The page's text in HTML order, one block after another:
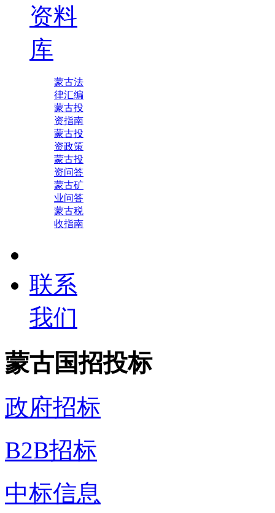
资料
库
蒙古法
律汇编
蒙古投
资指南
蒙古投
资政策
蒙古投
资问答
蒙古矿
业问答
蒙古税
收指南
联系
我们
蒙古国招投标
政府招标
B2B招标
中标信息